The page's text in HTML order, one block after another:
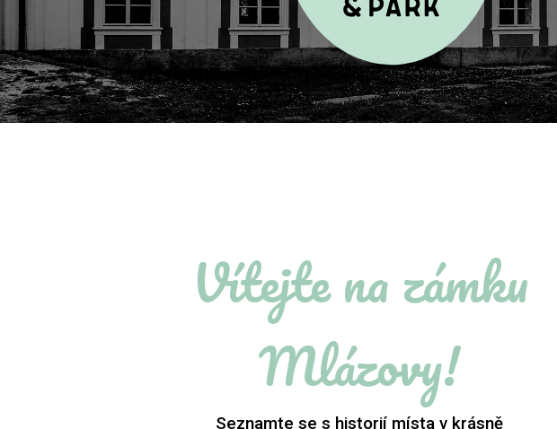
Vítejte na zámku
Mlázovy!
Seznamte se s historií místa v krásně